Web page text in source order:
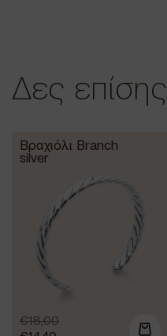
Δες επίσης
Βραχιόλι Branch
silver
€18,00